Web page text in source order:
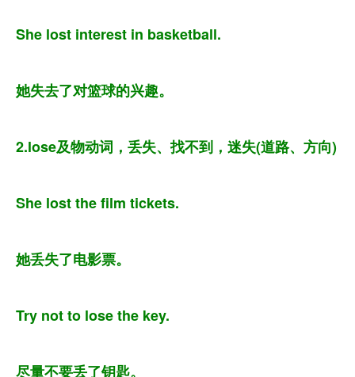
She lost interest in basketball.
她失去了对篮球的兴趣。
2.lose及物动词，丢失、找不到，迷失(道路、方向)
She lost the film tickets.
她丢失了电影票。
Try not to lose the key.
尽量不要丢了钥匙。